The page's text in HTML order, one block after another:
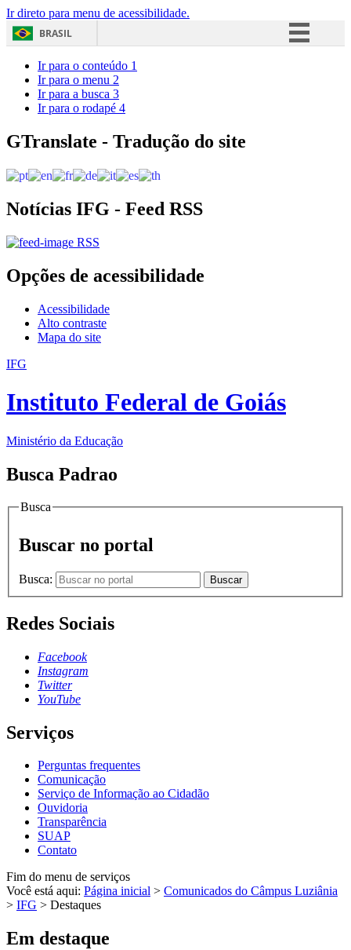
Ir direto para menu de acessibilidade.
BRASIL
Acesso à informação
Ir para o conteúdo 1
Ir para o menu 2
Ir para a busca 3
Ir para o rodapé 4
GTranslate - Tradução do site
Notícias IFG - Feed RSS
RSS
Opções de acessibilidade
Acessibilidade
Alto contraste
Mapa do site
IFG
Instituto Federal de Goiás
Ministério da Educação
Busca Padrao
Busca
Buscar no portal
Busca: Buscar
Redes Sociais
Facebook
Instagram
Twitter
YouTube
Serviços
Perguntas frequentes
Comunicação
Serviço de Informação ao Cidadão
Ouvidoria
Transparência
SUAP
Contato
Fim do menu de serviços
Você está aqui: Página inicial > Comunicados do Câmpus Luziânia
> IFG > Destaques
Em destaque